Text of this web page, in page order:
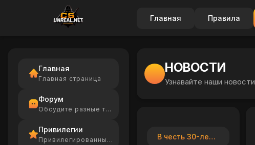
Главная Правила
Главная
Главная страница
Форум
Обсудите разные темы
Привилегии
Привилегированные игроки
НОВОСТИ
Узнавайте наши новости
В честь 30-летия создателя мы решили сделать скидку 30 %